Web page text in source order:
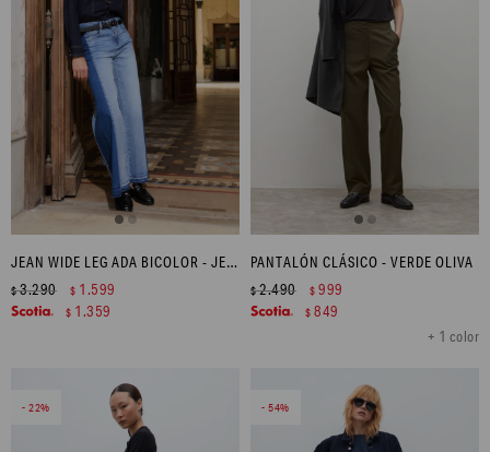
JEAN WIDE LEG ADA BICOLOR - JEAN MEDIO
$3.290 $ 1.599
$ 1.359
PANTALÓN CLÁSICO - VERDE OLIVA
+ 1 color
$2.490 $ 999
$ 849
22 54